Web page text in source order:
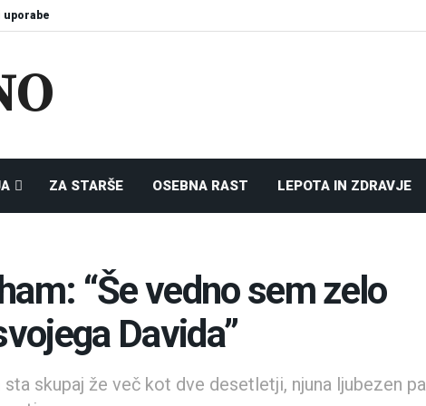
uporabe
ZA STARŠE OSEBNA RAST LEPOTA IN ZDRAVJE
“Še vedno sem zelo
Davida”
skupaj že več kot dve desetletji, njuna ljubezen pa